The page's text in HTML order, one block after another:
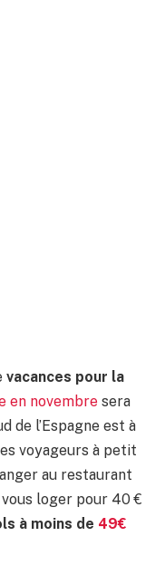
vacances pour la
en novembre sera
de l’Espagne est à
voyageurs à petit
au restaurant
loger pour 40 €
à moins de 49€